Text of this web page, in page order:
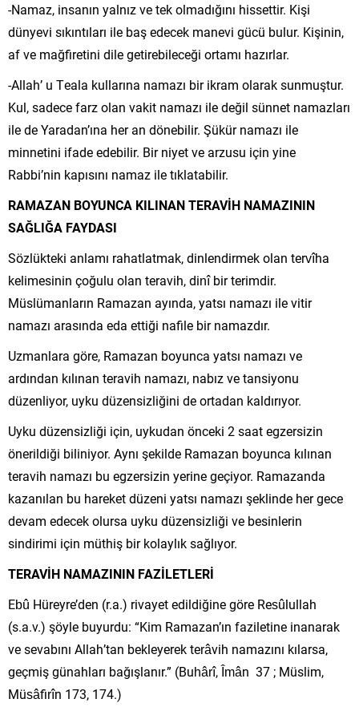
-Namaz, insanın yalnız ve tek olmadığını hissettir. Kişi
dünyevi sıkıntıları ile baş edecek manevi gücü bulur. Kişinin,
af ve mağfiretini dile getirebileceği ortamı hazırlar.
-Allah’ u Teala kullarına namazı bir ikram olarak sunmuştur.
Kul, sadece farz olan vakit namazı ile değil sünnet namazları
ile de Yaradan’ına her an dönebilir. Şükür namazı ile
minnetini ifade edebilir. Bir niyet ve arzusu için yine
Rabbi’nin kapısını namaz ile tıklatabilir.
RAMAZAN BOYUNCA KILINAN TERAVİH NAMAZININ
SAĞLIĞA FAYDASI
Sözlükteki anlamı rahatlatmak, dinlendirmek olan tervîha
kelimesinin çoğulu olan teravih, dinî bir terimdir.
Müslümanların Ramazan ayında, yatsı namazı ile vitir
namazı arasında eda ettiği nafile bir namazdır.
Uzmanlara göre, Ramazan boyunca yatsı namazı ve
ardından kılınan teravih namazı, nabız ve tansiyonu
düzenliyor, uyku düzensizliğini de ortadan kaldırıyor.
Uyku düzensizliği için, uykudan önceki 2 saat egzersizin
önerildiği biliniyor. Aynı şekilde Ramazan boyunca kılınan
teravih namazı bu egzersizin yerine geçiyor. Ramazanda
kazanılan bu hareket düzeni yatsı namazı şeklinde her gece
devam edecek olursa uyku düzensizliği ve besinlerin
sindirimi için müthiş bir kolaylık sağlıyor.
TERAVİH NAMAZININ FAZİLETLERİ
Ebû Hüreyre’den (r.a.) rivayet edildiğine göre Resûlullah
(s.a.v.) şöyle buyurdu: “Kim Ramazan’ın faziletine inanarak
ve sevabını Allah’tan bekleyerek terâvih namazını kılarsa,
geçmiş günahları bağışlanır.” (Buhârî, Îmân 37 ; Müslim,
Müsâfirîn 173, 174.)